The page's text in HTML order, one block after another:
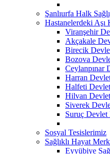
Şanlıurfa Halk
Hastanelerdeki
Viranşehir
Akçakale
Birecik
Bozova
Ceylanpınar
Harran
Halfeti
Hilvan
Siverek
Suruç Devlet
Sosyal Tesislerimiz
Sağlıklı Hayat
Eyyübiye